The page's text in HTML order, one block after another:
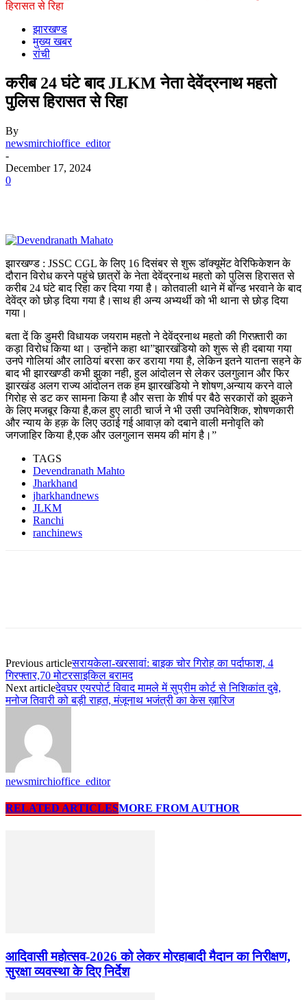
हिरासत से रिहा
झारखण्ड
मुख्य खबर
रांची
करीब 24 घंटे बाद JLKM नेता देवेंद्रनाथ महतो
पुलिस हिरासत से रिहा
By
newsmirchioffice_editor
-
December 17, 2024
0
झारखण्ड : JSSC CGL के लिए 16 दिसंबर से शुरू डॉक्यूमेंट वेरिफिकेशन के
दौरान विरोध करने पहुंचे छात्रों के नेता देवेंद्रनाथ महतो को पुलिस हिरासत से
करीब 24 घंटे बाद रिहा कर दिया गया है। कोतवाली थाने में बॉन्ड भरवाने के बाद
देवेंद्र को छोड़ दिया गया है।साथ ही अन्य अभ्यर्थी को भी थाना से छोड़ दिया
गया।
बता दें कि डुमरी विधायक जयराम महतो ने देवेंद्रनाथ महतो की गिरफ़्तारी का
कड़ा विरोध किया था। उन्होंने कहा था”झारखंडियो को शुरू से ही दबाया गया
उनपे गोलियां और लाठियां बरसा कर डराया गया है, लेकिन इतने यातना सहने के
बाद भी झारखण्डी कभी झुका नही, हुल आंदोलन से लेकर उलगुलान और फिर
झारखंड अलग राज्य आंदोलन तक हम झारखंडियो ने शोषण,अन्याय करने वाले
गिरोह से डट कर सामना किया है और सत्ता के शीर्ष पर बैठे सरकारों को झुकने
के लिए मजबूर किया है,कल हुए लाठी चार्ज ने भी उसी उपनिवेशिक, शोषणकारी
और न्याय के हक़ के लिए उठाई गई आवाज़ को दबाने वाली मनोवृति को
जगजाहिर किया है,एक और उलगुलान समय की मांग है।”
TAGS
Devendranath Mahto
Jharkhand
jharkhandnews
JLKM
Ranchi
ranchinews
Previous articleसरायकेला-खरसावां: बाइक चोर गिरोह का पर्दाफाश, 4
गिरफ्तार,70 मोटरसाइकिल बरामद
Next articleदेवघर एयरपोर्ट विवाद मामले में सुप्रीम कोर्ट से निशिकांत दुबे,
मनोज तिवारी को बड़ी राहत, मंजूनाथ भजंत्री का केस ख़ारिज
newsmirchioffice_editor
RELATED ARTICLESMORE FROM AUTHOR
आदिवासी महोत्सव-2026 को लेकर मोरहाबादी मैदान का निरीक्षण,
सुरक्षा व्यवस्था के दिए निर्देश